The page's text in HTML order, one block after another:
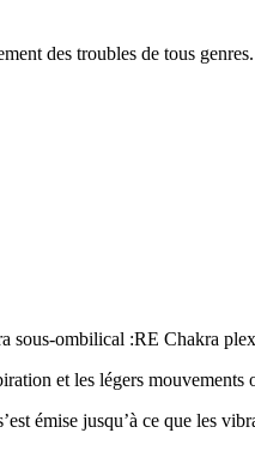
des troubles de tous genres.
sous-ombilical :RE Chakra
et les légers mouvements
émise jusqu’à ce que les